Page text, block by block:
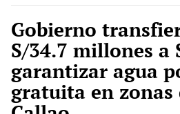
Gobierno
S/34.7 millones a
garantizar agua
gratuita en zonas